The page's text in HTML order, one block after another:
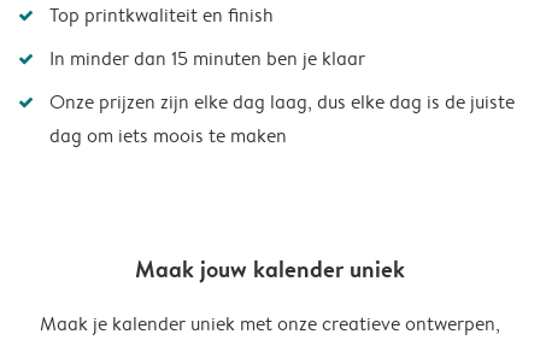
Top printkwaliteit en finish
In minder dan 15 minuten ben je klaar
Onze prijzen zijn elke dag laag, dus elke dag is de juiste
dag om iets moois te maken
Maak jouw kalender uniek
Maak je kalender uniek met onze creatieve ontwerpen,